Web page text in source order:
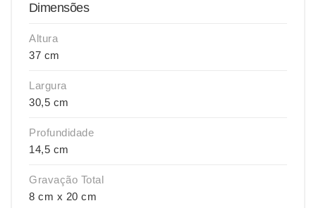
Dimensões
Altura
37 cm
Largura
30,5 cm
Profundidade
14,5 cm
Gravação Total
8 cm x 20 cm